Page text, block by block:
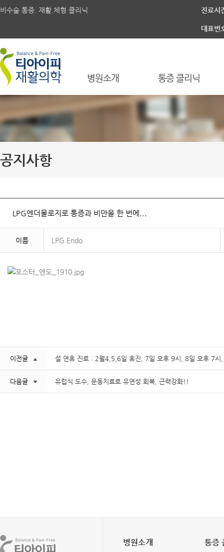
비수술 통증. 재활.체형 클리닉 진료시
대표번
병원소개 통증 클리닉
공지사항
LPG엔더몰로지로 통증과 비만을 한 번에...
이름 LPG Endo
이전글 설 연휴 진료 : 2월4,5,6일 휴진, 7일 오후 9시, 8일 오후 7시
다음글 유럽식 도수, 운동치료로 유연성 회복, 근력강화!!
병원소개 통증